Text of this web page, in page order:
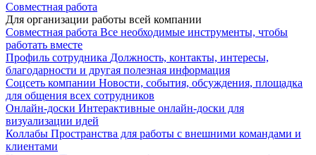
Совместная работа
Для организации работы всей компании
Совместная работа Все необходимые инструменты, чтобы
работать вместе
Профиль сотрудника Должность, контакты, интересы,
благодарности и другая полезная информация
Соцсеть компании Новости, события, обсуждения, площадка
для общения всех сотрудников
Онлайн-доски Интерактивные онлайн-доски для
визуализации идей
Коллабы Пространства для работы с внешними командами и
клиентами